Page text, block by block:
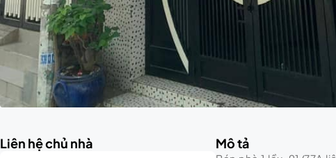
Liên hệ chủ nhà Mô tả